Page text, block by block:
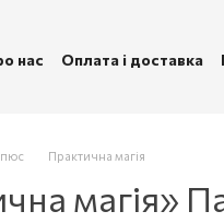
нас Оплата і доставка
Практична магія
магія»